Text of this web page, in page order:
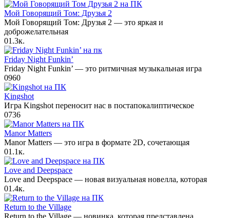
Мой Говорящий Том: Друзья 2
Мой Говорящий Том: Друзья 2 — это яркая и
доброжелательная
01.3к.
Friday Night Funkin’
Friday Night Funkin’ — это ритмичная музыкальная игра
0960
Kingshot
Игра Kingshot переносит нас в постапокалиптическое
0736
Manor Matters
Manor Matters — это игра в формате 2D, сочетающая
01.1к.
Love and Deepspace
Love and Deepspace — новая визуальная новелла, которая
01.4к.
Return to the Village